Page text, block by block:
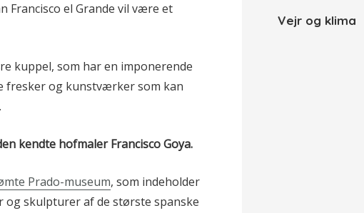
Francisco el Grande vil være et
kuppel, som har en imponerende
fresker og kunstværker som kan
kendte hofmaler Francisco Goya.
Prado-museum, som indeholder
skulpturer af de største spanske
Vejr og klima